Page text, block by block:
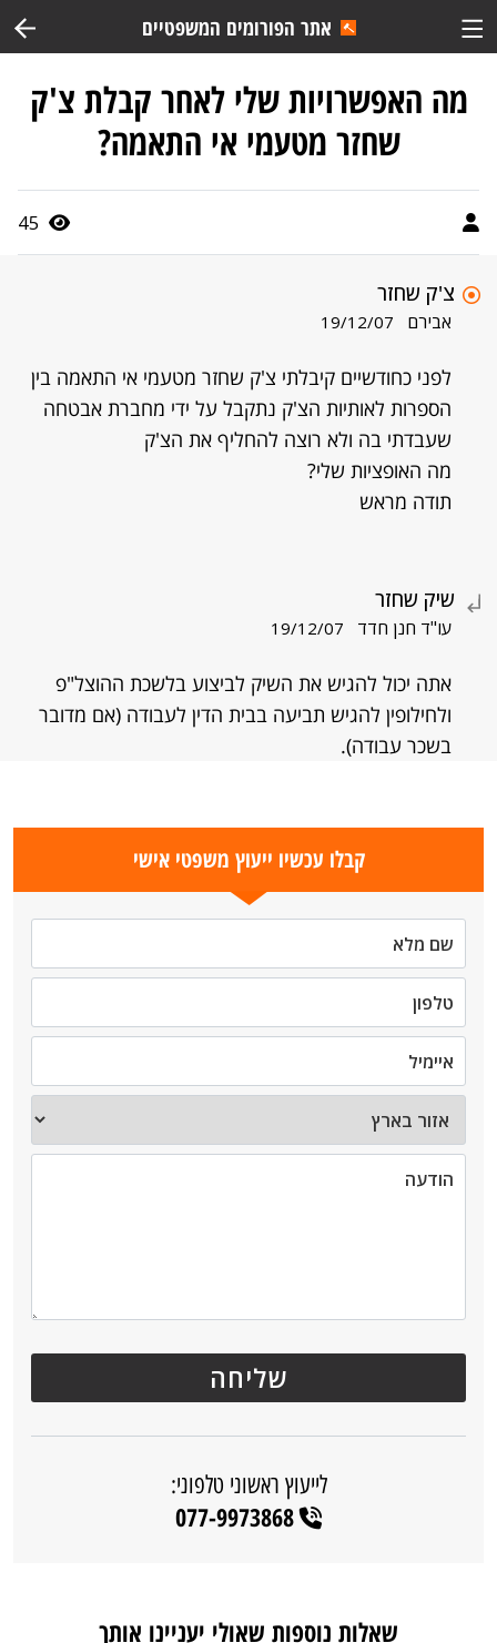
אתר הפורומים המשפטיים
מה האפשרויות שלי לאחר קבלת צ'ק
שחזר מטעמי אי התאמה?
45
צ'ק שחזר
אבירם 19/12/07
לפני כחודשיים קיבלתי צ'ק שחזר מטעמי אי התאמה בין
הספרות לאותיות הצ'ק נתקבל על ידי מחברת אבטחה
שעבדתי בה ולא רוצה להחליף את הצ'ק
מה האופציות שלי?
תודה מראש
שיק שחזר
עו"ד חנן חדד 19/12/07
אתה יכול להגיש את השיק לביצוע בלשכת ההוצל"פ
ולחילופין להגיש תביעה בבית הדין לעבודה (אם מדובר
בשכר עבודה).
קבלו עכשיו ייעוץ משפטי אישי
לייעוץ ראשוני טלפוני:
077-9973868
שאלות נוספות שאולי יעניינו אותך